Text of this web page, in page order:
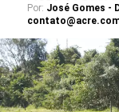
nós o sonho já está
construção existe,
da educação
A vice-diretora do
relevância do novo
Por: José Gomes -